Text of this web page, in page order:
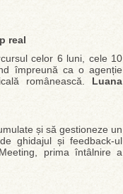
real
celor 6 luni, cele 10
împreună ca o agenție
românească. Luana
și să gestioneze un
ghidajul și feedback-ul
prima întâlnire a